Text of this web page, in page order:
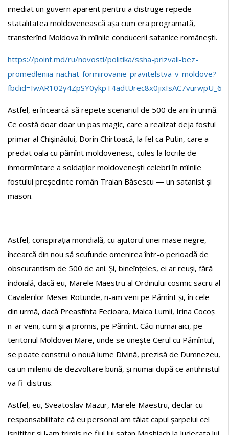
imediat un guvern aparent pentru a distruge repede
statalitatea moldovenească așa cum era programată,
transferînd Moldova în mîinile conducerii satanice românești.
https://point.md/ru/novosti/politika/ssha-prizvali-bez-
promedleniia-nachat-formirovanie-pravitelstva-v-moldove?
Astfel, ei încearcă să repete scenariul de 500 de ani în urmă.
Ce costă doar doar un pas magic, care a realizat deja fostul
primar al Chișinăului, Dorin Chirtoacă, la fel ca Putin, care a
predat oala cu pămînt moldovenesc, cules la locrile de
înmormîntare a soldaților moldovenești celebri în mîinile
fostului președinte român Traian Băsescu — un satanist și
mason.
Astfel, conspirația mondială, cu ajutorul unei mase negre,
încearcă din nou să scufunde omenirea într-o perioadă de
obscurantism de 500 de ani. Și, bineînțeles, ei ar reuși, fără
îndoială, dacă eu, Marele Maestru al Ordinului cosmic sacru al
Cavalerilor Mesei Rotunde, n-am veni pe Pămînt și, în cele
din urmă, dacă Preasfînta Fecioara, Maica Lumii, Irina Cocoș
n-ar veni, cum și a promis, pe Pămînt. Căci numai aici, pe
teritoriul Moldovei Mare, unde se unește Cerul cu Pămîntul,
se poate construi o nouă lume Divină, prezisă de Dumnezeu,
ca un mileniu de dezvoltare bună, și numai după ce antihristul
va fi distrus.
Astfel, eu, Sveatoslav Mazur, Marele Maestru, declar cu
responsabilitate că eu personal am tăiat capul șarpelui cel